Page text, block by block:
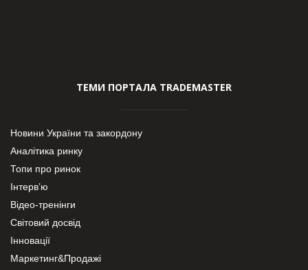
ТЕМИ ПОРТАЛА TRADEMASTER
Новини України та закордону
Аналітика ринку
Топи про ринок
Інтерв’ю
Відео-тренінги
Світовий досвід
Інновації
Маркетинг&Продажі